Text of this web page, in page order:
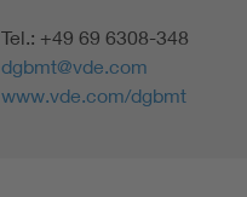
Tel.: +49 69 6308-348
dgbmt@vde.com
www.vde.com/dgbmt